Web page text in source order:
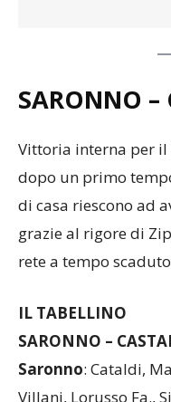
SARONNO –
Vittoria interna per il
dopo un primo
di casa riescono ad
grazie al rigore di
rete a tempo